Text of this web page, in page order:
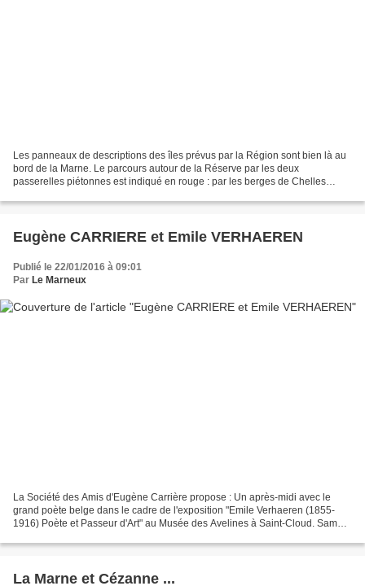
Les panneaux de descriptions des îles prévus par la Région sont bien là au
bord de la Marne. Le parcours autour de la Réserve par les deux
passerelles piétonnes est indiqué en rouge : par les berges de Chelles
Eugène CARRIERE et Emile VERHAEREN
Publié le 22/01/2016 à 09:01
Par Le Marneux
La Société des Amis d'Eugène Carrière propose : Un après-midi avec le
grand poète belge dans le cadre de l'exposition "Emile Verhaeren (1855-
1916) Poète et Passeur d'Art" au Musée des Avelines à Saint-Cloud. Samedi
La Marne et Cézanne ...